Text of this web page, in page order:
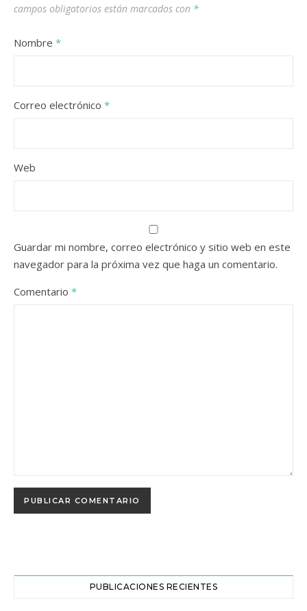
campos obligatorios están marcados con *
Nombre *
Correo electrónico *
Web
Guardar mi nombre, correo electrónico y sitio web en este
navegador para la próxima vez que haga un comentario.
Comentario *
PUBLICACIONES RECIENTES